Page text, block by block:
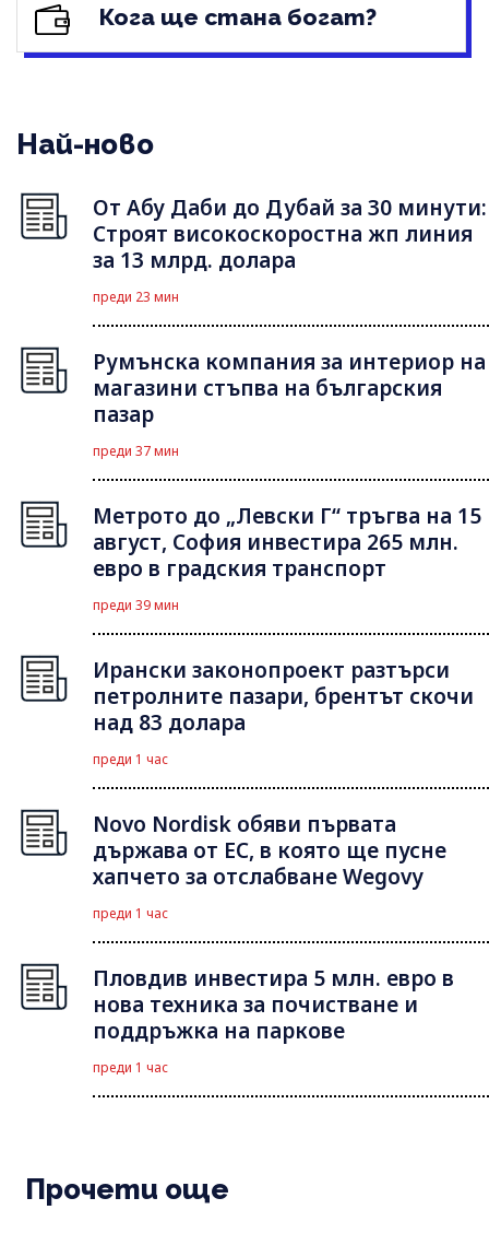
Кога ще стана богат?
Най-ново
От Абу Даби до Дубай за 30 минути:
Строят високоскоростна жп линия
за 13 млрд. долара
преди 23 мин
Румънска компания за интериор на
магазини стъпва на българския
пазар
преди 37 мин
Метрото до „Левски Г“ тръгва на 15
август, София инвестира 265 млн.
евро в градския транспорт
преди 39 мин
Ирански законопроект разтърси
петролните пазари, брентът скочи
над 83 долара
преди 1 час
Novo Nordisk обяви първата
държава от ЕС, в която ще пусне
хапчето за отслабване Wegovy
преди 1 час
Пловдив инвестира 5 млн. евро в
нова техника за почистване и
поддръжка на паркове
преди 1 час
Прочети още